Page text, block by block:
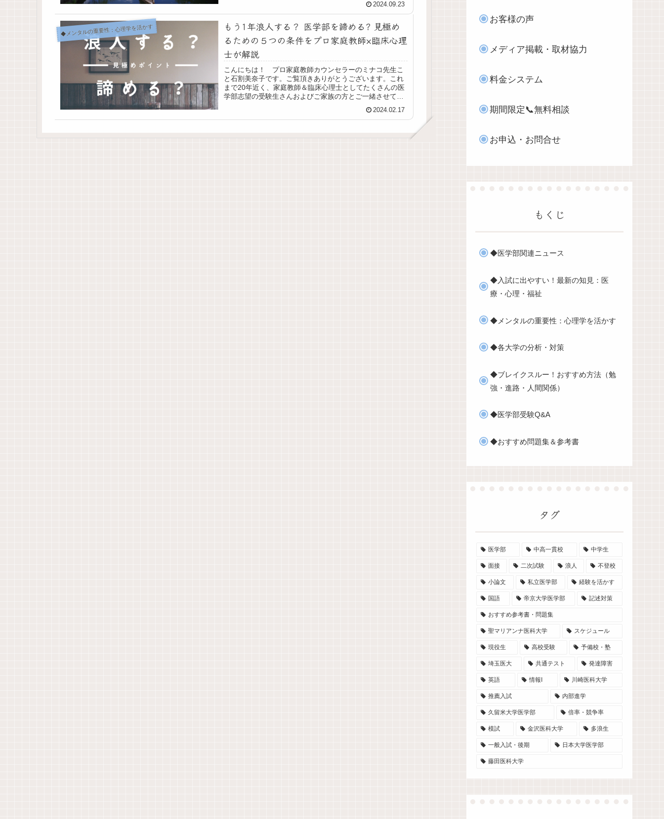
学附属高校を自信を持っておすすめできる理由についてお
話しします。
2024.09.23
◆メンタルの重要性：心理学を活かす
もう1年浪人する？ 医学部を諦める? 見極め
るための５つの条件をプロ家庭教師×臨床心理
士が解説
こんにちは！ プロ家庭教師カウンセラーのミナコ先生こ
と石割美奈子です。ご覧頂きありがとうございます。これ
まで20年近く、家庭教師＆臨床心理士としてたくさんの医
学部志望の受験生さんおよびご家族の方とご一緒させて頂
2024.02.17
お客様の声
メディア掲載・取材協力
料金システム
期間限定📞無料相談
お申込・お問合せ
もくじ
◆医学部関連ニュース
◆入試に出やすい！最新の知見：医
療・心理・福祉
◆メンタルの重要性：心理学を活かす
◆各大学の分析・対策
◆ブレイクスルー！おすすめ方法（勉
強・進路・人間関係）
◆医学部受験Q&A
◆おすすめ問題集＆参考書
タグ
医学部 中高一貫校 中学生
面接 二次試験 浪人 不登校
小論文 私立医学部 経験を活かす
国語 帝京大学医学部 記述対策
おすすめ参考書・問題集
聖マリアンナ医科大学 スケジュール
現役生 高校受験 予備校・塾
埼玉医大 共通テスト 発達障害
英語 情報I 川崎医科大学
推薦入試 内部進学
久留米大学医学部 倍率・競争率
模試 金沢医科大学 多浪生
一般入試・後期 日本大学医学部
藤田医科大学